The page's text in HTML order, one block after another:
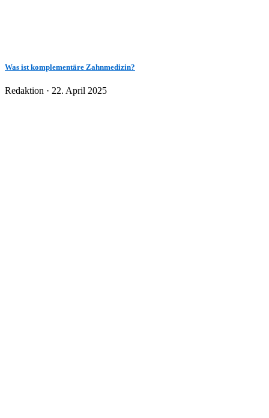
Was ist komplementäre Zahnmedizin?
Redaktion · Veröffentlicht
22. April 2025